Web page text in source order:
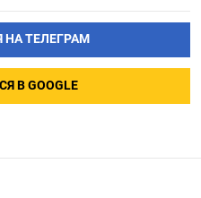
НА ТЕЛЕГРАМ
В GOOGLE